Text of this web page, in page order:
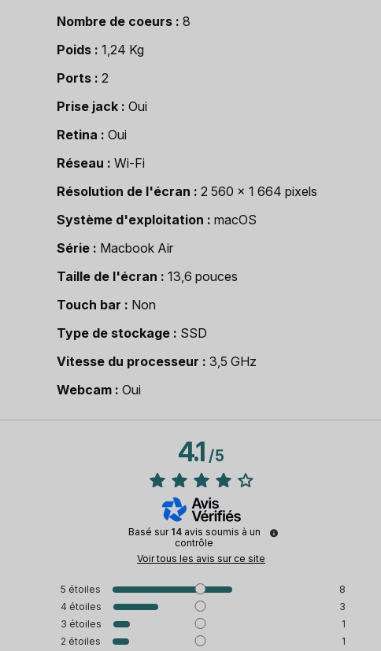
Nombre de coeurs
8
Poids
1,24 Kg
Ports
2
Prise jack
Oui
Retina
Oui
Réseau
Wi-Fi
Résolution de l'écran
2 560 x 1 664 pixels
Système d'exploitation
macOS
Série
Macbook Air
Taille de l'écran
13,6 pouces
Touch bar
Non
Type de stockage
SSD
Vitesse du processeur
3,5 GHz
Webcam
Oui
4.1/5
Basé sur 14 avis soumis à un
contrôle
Voir tous les avis sur ce site
5 étoiles
8
4 étoiles
3
3 étoiles
1
2 étoiles
1